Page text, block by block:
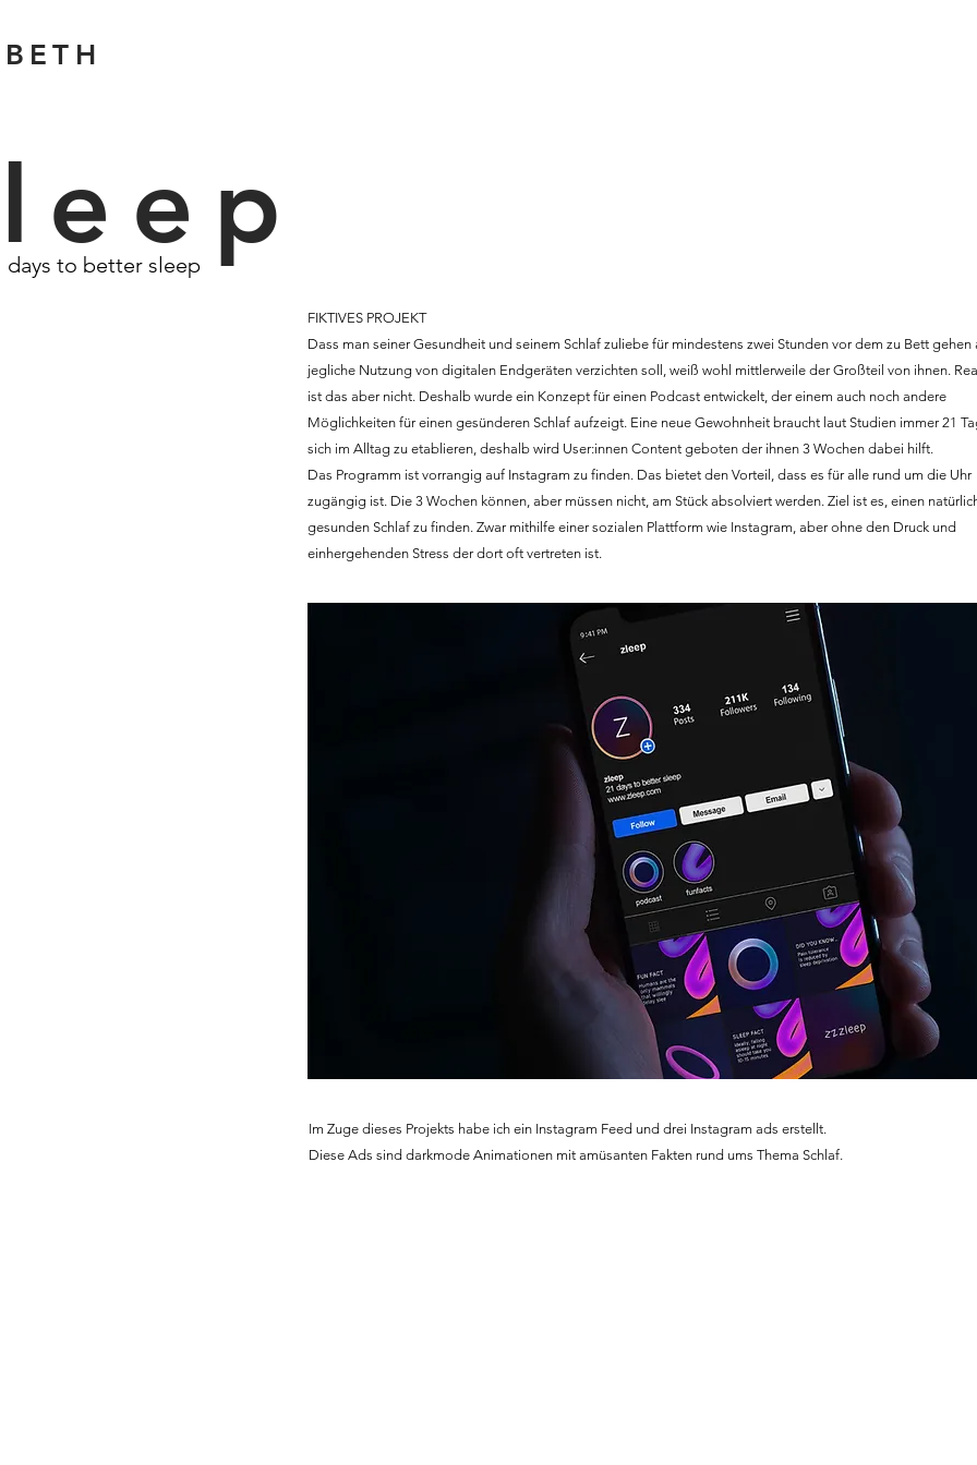
days to better sleep
FIKTIVES PROJEKT
Dass man seiner Gesundheit und seinem Schlaf zuliebe für mindestens zwei Stunden vor dem zu Bett gehen
jegliche Nutzung von digitalen Endgeräten verzichten soll, weiß wohl mittlerweile der Großteil von ihnen.
ist das aber nicht. Deshalb wurde ein Konzept für einen Podcast entwickelt, der einem auch noch andere
Möglichkeiten für einen gesünderen Schlaf aufzeigt. Eine neue Gewohnheit braucht laut Studien immer 21
sich im Alltag zu etablieren, deshalb wird User:innen Content geboten der ihnen 3 Wochen dabei hilft.
Das Programm ist vorrangig auf Instagram zu finden. Das bietet den Vorteil, dass es für alle rund um die Uhr
zugängig ist. Die 3 Wochen können, aber müssen nicht, am Stück absolviert werden. Ziel ist es, einen
gesunden Schlaf zu finden. Zwar mithilfe einer sozialen Plattform wie Instagram, aber ohne den Druck und
einhergehenden Stress der dort oft vertreten ist.
Im Zuge dieses Projekts habe ich ein Instagram Feed und drei Instagram ads erstellt.
Diese Ads sind darkmode Animationen mit amüsanten Fakten rund ums Thema Schlaf.